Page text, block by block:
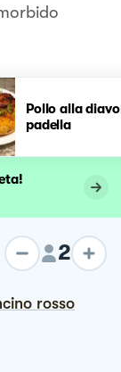
Pollo alla
padella
2